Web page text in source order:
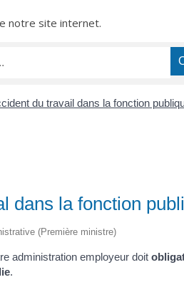
notre site internet.
du travail dans la fonction
dans la fonction
(Première ministre)
administration employeur doit
.